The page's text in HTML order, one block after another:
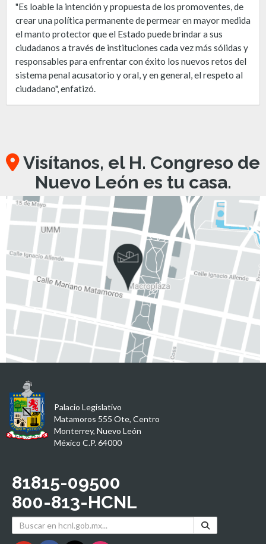
"Es loable la intención y propuesta de los promoventes, de
crear una política permanente de permear en mayor medida
el manto protector que el Estado puede brindar a sus
ciudadanos a través de instituciones cada vez más sólidas y
responsables para enfrentar con éxito los nuevos retos del
sistema penal acusatorio y oral, y en general, el respeto al
ciudadano", enfatizó.
Visítanos, el H. Congreso de
Nuevo León es tu casa.
Palacio Legislativo
Matamoros 555 Ote, Centro
Monterrey, Nuevo León
México C.P. 64000
81815-09500
800-813-HCNL